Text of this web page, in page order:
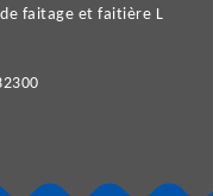
faitage et faitière L